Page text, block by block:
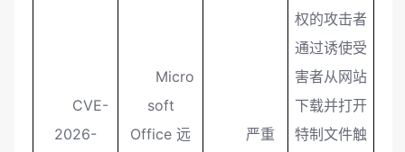
CVE-
2026-
Micro
soft
Office 远
严重
权的攻击者
通过诱使受
害者从网站
下载并打开
特制文件触